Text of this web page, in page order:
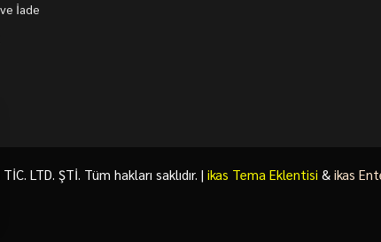
İade
LTD. ŞTİ. Tüm hakları saklıdır. | ikas Tema Eklentisi & ikas